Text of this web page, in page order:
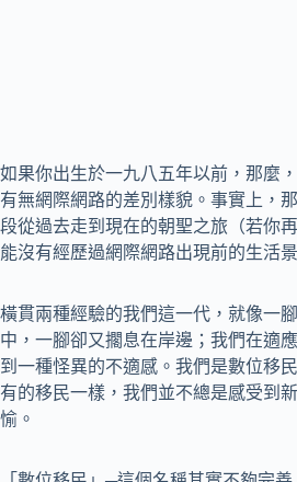
如果你出生於一九八五年以前，那麼
有無網際網路的差別樣貌。事實上，
段從過去走到現在的朝聖之旅（若你
能沒有經歷過網際網路出現前的生活
橫貫兩種經驗的我們這一代，就像一
中，一腳卻又擱息在岸邊；我們在適
到一種怪異的不適感。我們是數位移
有的移民一樣，我們並不總是感受到
愉。